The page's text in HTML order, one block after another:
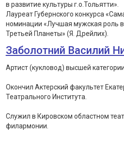
в развитие культуры г.о.Тольятти».
Лауреат Губернского конкурса
номинации «Лучшая мужская роль в
Третьей Планеты» (Я. Дрейлих).
Заболотний Василий
Артист (кукловод) высшей
Окончил Актерский факультет
Театрального Института.
Служил в Кировском областном
филармонии.